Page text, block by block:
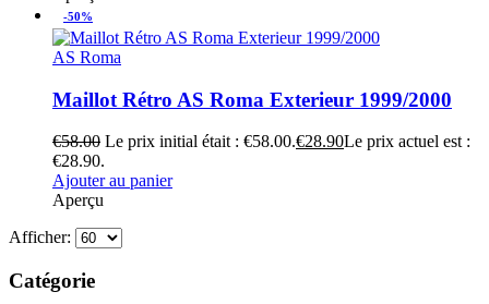
-50%
AS Roma
Maillot Rétro AS Roma Exterieur 1999/2000
€58.00 Le prix initial était : €58.00.€28.90Le prix actuel est :
€28.90.
Ajouter au panier
Aperçu
Afficher:
Catégorie